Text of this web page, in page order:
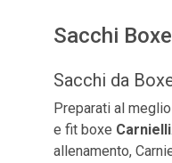
Sacchi
Sacchi da
Preparati al
e fit boxe Carnielli
allenamento,